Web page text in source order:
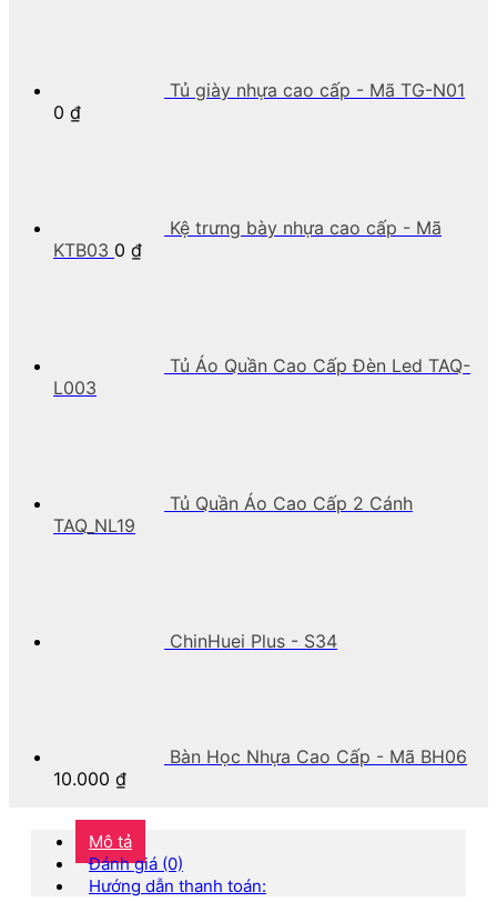
Tủ giày nhựa cao cấp - Mã TG-N01
0 ₫
Kệ trưng bày nhựa cao cấp - Mã
KTB03 0 ₫
Tủ Áo Quần Cao Cấp Đèn Led TAQ-
L003
Tủ Quần Áo Cao Cấp 2 Cánh
TAQ_NL19
ChinHuei Plus - S34
Bàn Học Nhựa Cao Cấp - Mã BH06
10.000 ₫
Mô tả
Đánh giá (0)
Hướng dẫn thanh toán: